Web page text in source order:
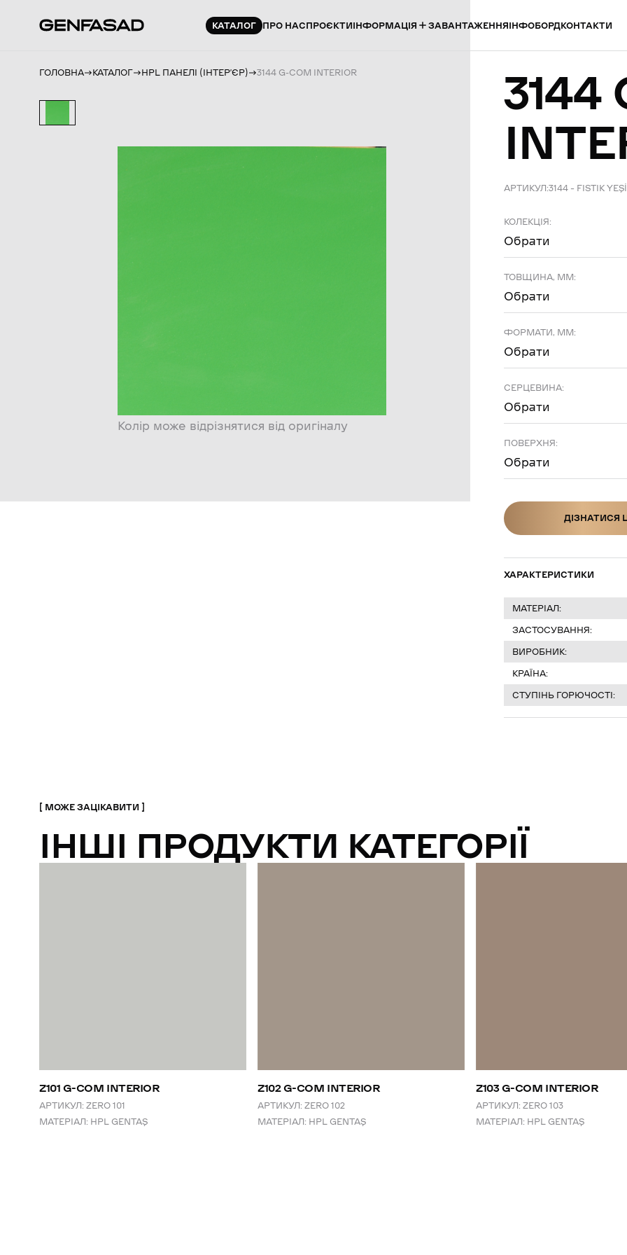
КАТАЛОГ ПРО НАСПРОЄКТИІНФОРМАЦІЯ ЗАВАНТАЖЕННЯІНФОБОРДКОНТАКТИ
ГОЛОВНА КАТАЛОГ HPL ПАНЕЛІ (ІНТЕРʼЄР) 3144 G-COM INTERIOR
Колір може відрізнятися від оригіналу
3144
АРТИКУЛ:3144 – FISTIK
КОЛЕКЦІЯ:
Обрати
ТОВЩИНА, ММ:
Обрати
ФОРМАТИ, ММ:
Обрати
СЕРЦЕВИНА:
Обрати
ПОВЕРХНЯ:
Обрати
ДІЗНАТИСЯ
ХАРАКТЕРИСТИКИ
МАТЕРІАЛ:
ЗАСТОСУВАННЯ:
ВИРОБНИК:
КРАЇНА:
СТУПІНЬ ГОРЮЧОСТІ:
МОЖЕ ЗАЦІКАВИТИ
ІНШІ ПРОДУКТИ КАТЕГОРІЇ
Z101 G-COM INTERIOR
АРТИКУЛ: ZERO 101
МАТЕРІАЛ: HPL GENTAŞ
Z102 G-COM INTERIOR
АРТИКУЛ: ZERO 102
МАТЕРІАЛ: HPL GENTAŞ
Z103 G-COM INTERIOR
АРТИКУЛ: ZERO 103
МАТЕРІАЛ: HPL GENTAŞ